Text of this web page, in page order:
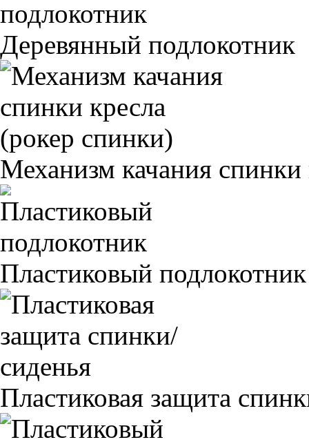
Деревянный подлокотник
Механизм качания
Пластиковый подлокотник
Пластиковая защита